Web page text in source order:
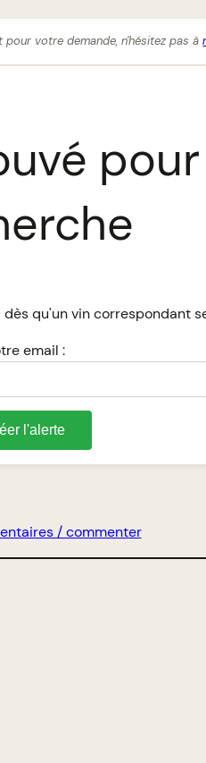
pour votre demande, n'hésitez pas à
qu'un vin correspondant
email :
l'alerte
/ commenter